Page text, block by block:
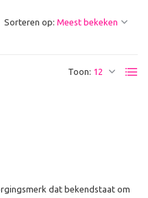
Toon:
Sorteren op:
dat bekendstaat om